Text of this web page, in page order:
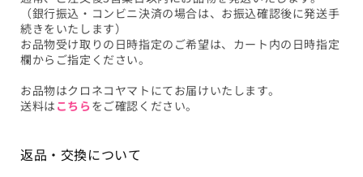
（銀行振込・コンビニ決済の場合は、お振込確認後に発送手
続きをいたします）
お品物受け取りの日時指定のご希望は、カート内の日時指定
欄からご指定ください。
お品物はクロネコヤマトにてお届けいたします。
送料は こちらをご確認ください。
返品・交換について